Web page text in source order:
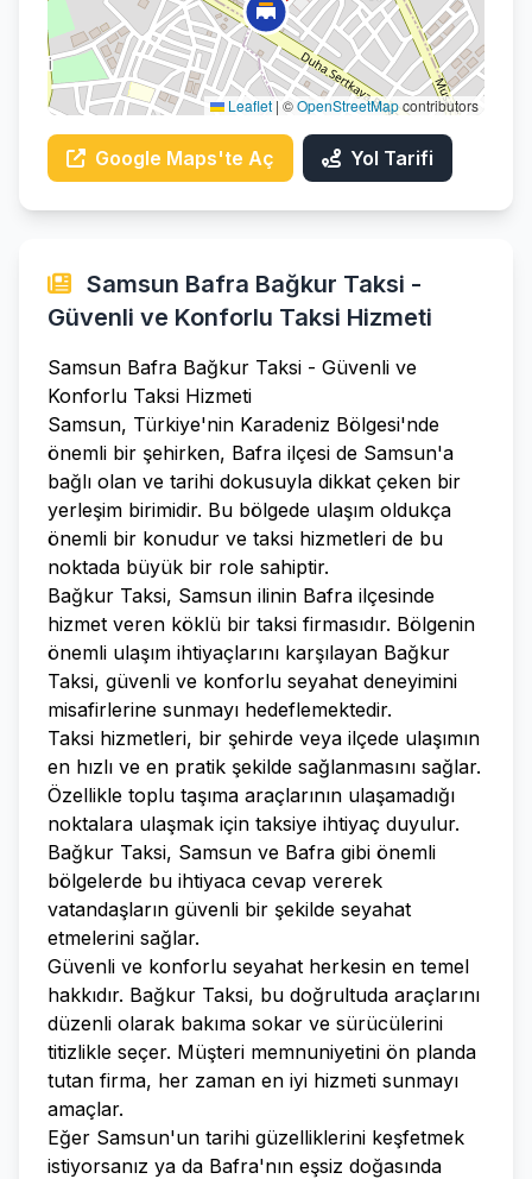
Leaflet | ©OpenStreetMapcontributors
Google Maps'te Aç Yol Tarifi
Samsun Bafra Bağkur Taksi -
Güvenli ve Konforlu Taksi Hizmeti
Samsun Bafra Bağkur Taksi - Güvenli ve
Konforlu Taksi Hizmeti
Samsun, Türkiye'nin Karadeniz Bölgesi'nde
önemli bir şehirken, Bafra ilçesi de Samsun'a
bağlı olan ve tarihi dokusuyla dikkat çeken bir
yerleşim birimidir. Bu bölgede ulaşım oldukça
önemli bir konudur ve taksi hizmetleri de bu
noktada büyük bir role sahiptir.
Bağkur Taksi, Samsun ilinin Bafra ilçesinde
hizmet veren köklü bir taksi firmasıdır. Bölgenin
önemli ulaşım ihtiyaçlarını karşılayan Bağkur
Taksi, güvenli ve konforlu seyahat deneyimini
misafirlerine sunmayı hedeflemektedir.
Taksi hizmetleri, bir şehirde veya ilçede ulaşımın
en hızlı ve en pratik şekilde sağlanmasını sağlar.
Özellikle toplu taşıma araçlarının ulaşamadığı
noktalara ulaşmak için taksiye ihtiyaç duyulur.
Bağkur Taksi, Samsun ve Bafra gibi önemli
bölgelerde bu ihtiyaca cevap vererek
vatandaşların güvenli bir şekilde seyahat
etmelerini sağlar.
Güvenli ve konforlu seyahat herkesin en temel
hakkıdır. Bağkur Taksi, bu doğrultuda araçlarını
düzenli olarak bakıma sokar ve sürücülerini
titizlikle seçer. Müşteri memnuniyetini ön planda
tutan firma, her zaman en iyi hizmeti sunmayı
amaçlar.
Eğer Samsun'un tarihi güzelliklerini keşfetmek
istiyorsanız ya da Bafra'nın eşsiz doğasında